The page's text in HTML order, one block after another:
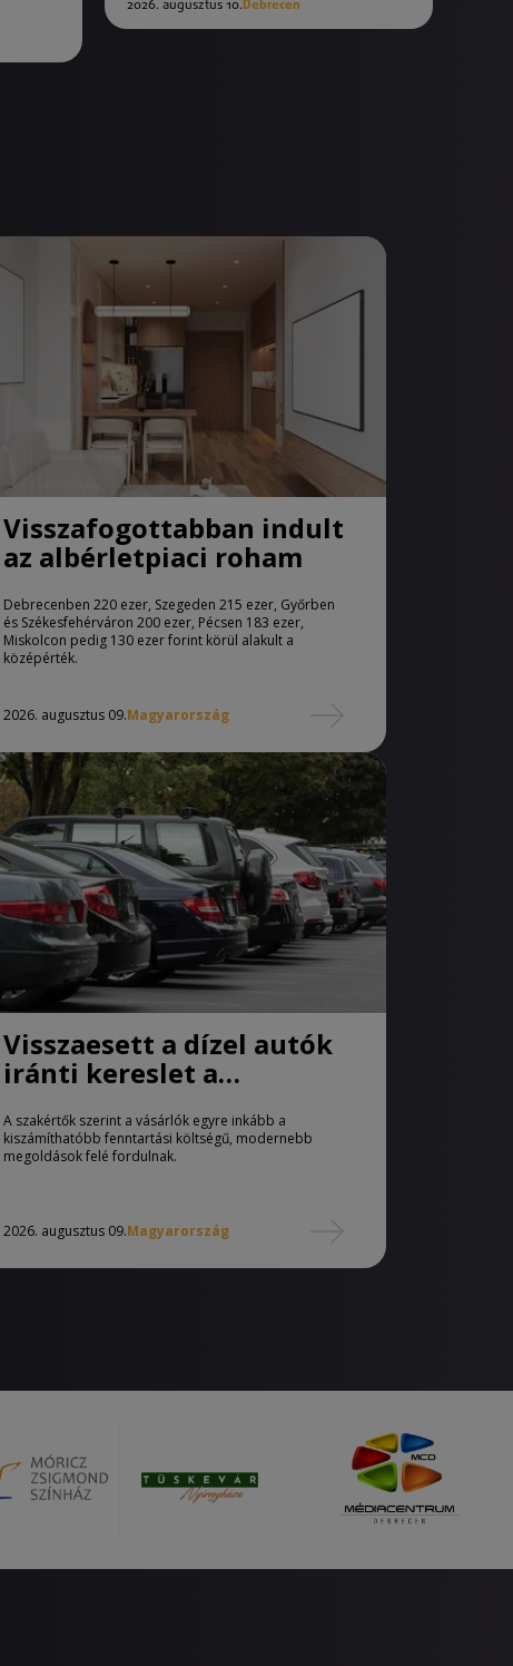
2026. augusztus 10.Debrecen
Visszafogottabban indult
az albérletpiaci roham
Debrecenben 220 ezer, Szegeden 215 ezer, Győrben
és Székesfehérváron 200 ezer, Pécsen 183 ezer,
Miskolcon pedig 130 ezer forint körül alakult a
középérték.
2026. augusztus 09.Magyarország
Visszaesett a dízel autók
iránti kereslet a
A szakértők szerint a vásárlók egyre inkább a
kiszámíthatóbb fenntartási költségű, modernebb
megoldások felé fordulnak.
2026. augusztus 09.Magyarország